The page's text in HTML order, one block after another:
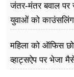
जंतर-मंतर बवाल पर
युवाओं को
महिला को ऑफिस
व्हाट्सऐप पर भेजा